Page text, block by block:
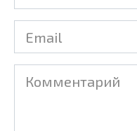
Email
Комментарий